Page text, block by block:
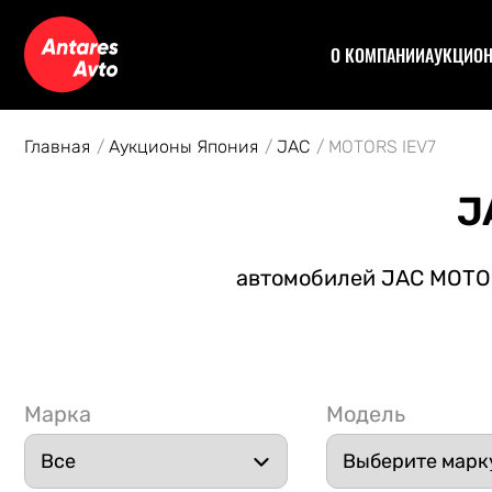
О КОМПАНИИ
Главная Аукционы Япония JAC MOTORS IEV7
автомобилей JAC
Марка Модель